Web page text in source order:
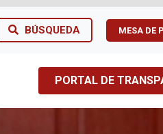
BÚSQUEDA MESA DE
PORTAL DE